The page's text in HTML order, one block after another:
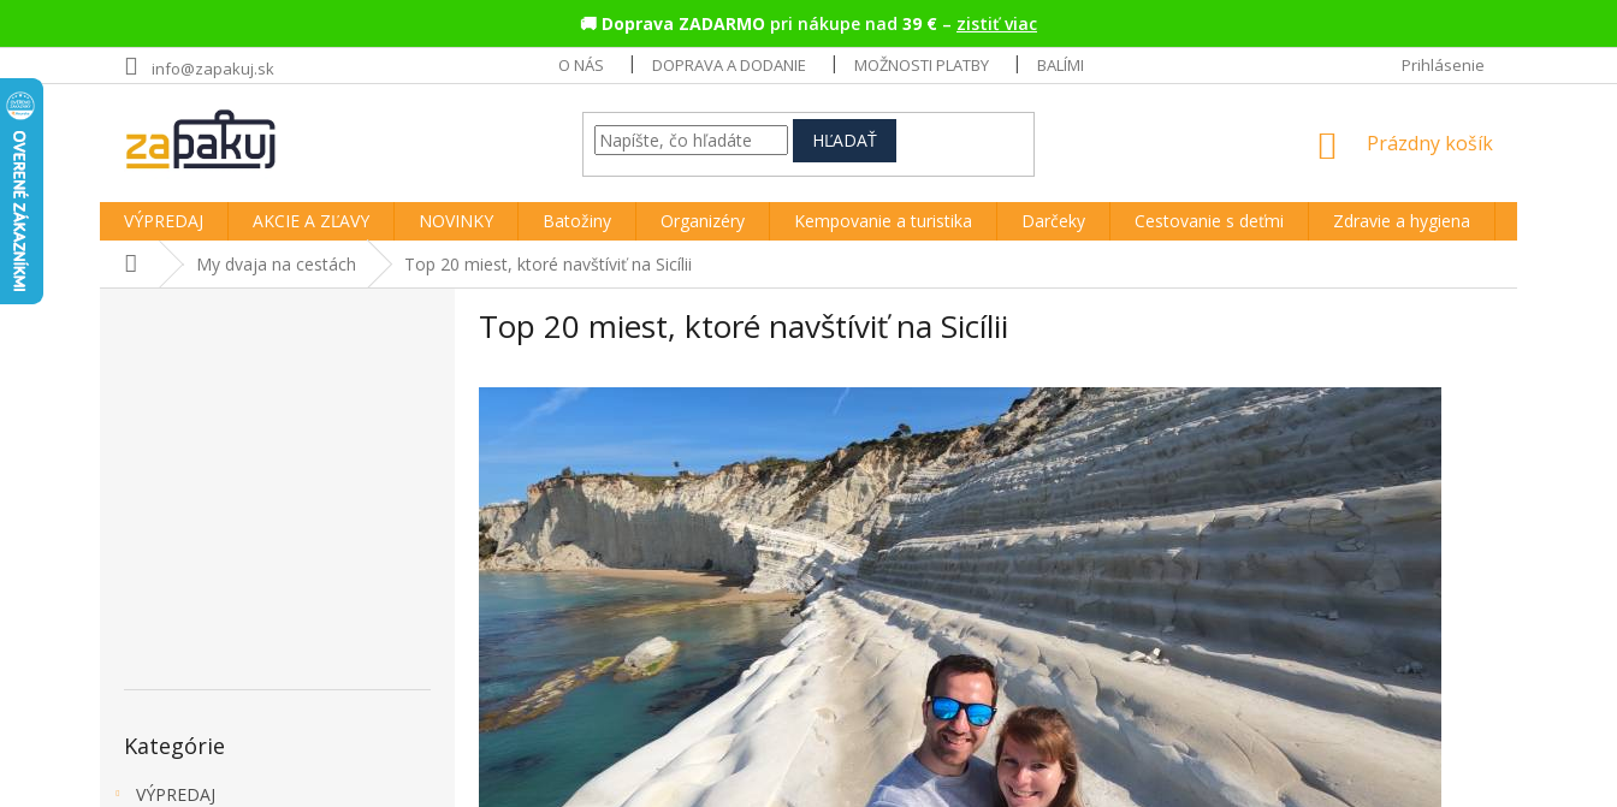
🚚 Doprava ZADARMO pri nákupe nad 39 € – zistiť viac
na
obsah
info@zapakuj.sk O NÁS DOPRAVA A DODANIE MOŽNOSTI PLATBY BALÍME EKOLOGICKY REKLAMÁCIA A VRÁTENIE
Prihlásenie
HĽADAŤ
NÁKUPNÝ
Prázdny košík
VÝPREDAJ AKCIE A ZĽAVY NOVINKY Batožiny Organizéry Kempovanie a turistika Darčeky Cestovanie s deťmi Zdravie a hygiena
DomovMy dvaja na cestách Top 20 miest, ktoré navštíviť na Sicílii
kategórie
Kategórie
VÝPREDAJ
Top 20 miest, ktoré navštíviť na Sicílii